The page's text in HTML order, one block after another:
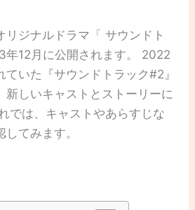
リジナルドラマ「 サウンドト
年12月に公開されます。 2022
いた『サウンドトラック#2』
新しいキャストとストーリーに
では、キャストやあらすじな
てみます。